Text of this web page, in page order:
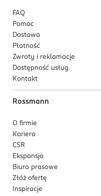
FAQ
Pomoc
Dostawa
Płatność
Zwroty i reklamacje
Dostępność usług
Kontakt
Rossmann
O firmie
Kariera
CSR
Ekspansja
Biuro prasowe
Złóż ofertę
Inspiracje